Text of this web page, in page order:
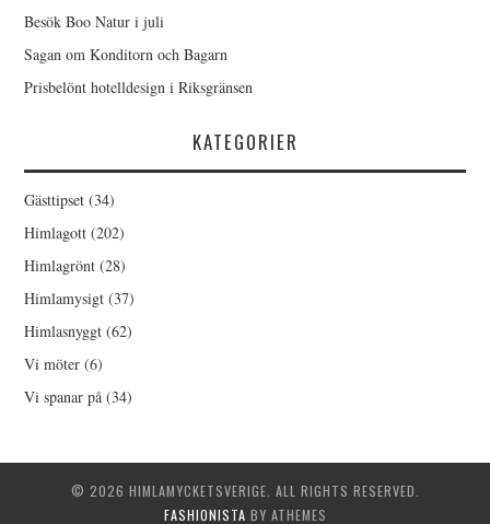
Besök Boo Natur i juli
Sagan om Konditorn och Bagarn
Prisbelönt hotelldesign i Riksgränsen
KATEGORIER
Gästtipset (34)
Himlagott (202)
Himlagrönt (28)
Himlamysigt (37)
Himlasnyggt (62)
Vi möter (6)
Vi spanar på (34)
© 2026 HIMLAMYCKETSVERIGE. ALL RIGHTS RESERVED.
FASHIONISTA BY ATHEMES